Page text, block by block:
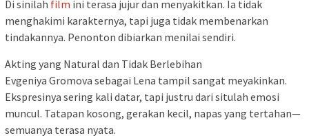
Di sinilah film ini terasa jujur dan menyakitkan. Ia tidak
menghakimi karakternya, tapi juga tidak membenarkan
tindakannya. Penonton dibiarkan menilai sendiri.
Akting yang Natural dan Tidak Berlebihan
Evgeniya Gromova sebagai Lena tampil sangat meyakinkan.
Ekspresinya sering kali datar, tapi justru dari situlah emosi
muncul. Tatapan kosong, gerakan kecil, napas yang tertahan—
semuanya terasa nyata.